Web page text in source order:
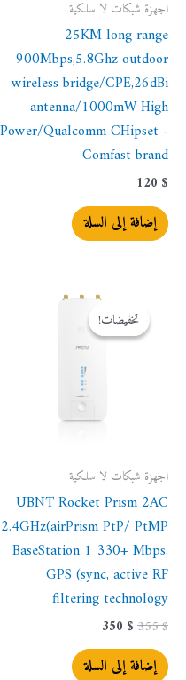
اجهزة شبكات لا سلكية
25KM long range
900Mbps,5.8Ghz outdoor
wireless bridge/CPE,26dBi
antenna/1000mW High
Power/Qualcomm CHipset -
Comfast brand
120 $
إضافة إلى السلة
تخفيضات!
تخفيضات!
اجهزة شبكات لا سلكية
UBNT Rocket Prism 2AC
2.4GHz(airPrism PtP/ PtMP
BaseStation 1 330+ Mbps,
GPS (sync, active RF
filtering technology
355$
الأصلي
هو:
355 $.
350 $
السعر
هو:
350 $.
إضافة إلى السلة